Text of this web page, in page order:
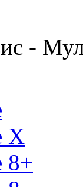
-
X
8+